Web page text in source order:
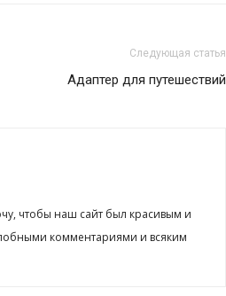
Следующая статья
Адаптер для путешествий
чтобы наш сайт был красивым и
комментариями и всяким